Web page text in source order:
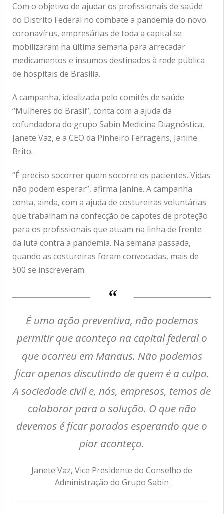
Com o objetivo de ajudar os profissionais de saúde
do Distrito Federal no combate a pandemia do novo
coronavírus, empresárias de toda a capital se
mobilizaram na última semana para arrecadar
medicamentos e insumos destinados à rede pública
de hospitais de Brasília.
A campanha, idealizada pelo comitês de saúde
“Mulheres do Brasil”, conta com a ajuda da
cofundadora do grupo Sabin Medicina Diagnóstica,
Janete Vaz, e a CEO da Pinheiro Ferragens, Janine
Brito.
“É preciso socorrer quem socorre os pacientes. Vidas
não podem esperar”, afirma Janine. A campanha
conta, ainda, com a ajuda de costureiras voluntárias
que trabalham na confecção de capotes de proteção
para os profissionais que atuam na linha de frente
da luta contra a pandemia. Na semana passada,
quando as costureiras foram convocadas, mais de
500 se inscreveram.
É uma ação preventiva, não podemos
permitir que aconteça na capital federal o
que ocorreu em Manaus. Não podemos
ficar apenas discutindo de quem é a culpa.
A sociedade civil e, nós, empresas, temos de
colaborar para a solução. O que não
devemos é ficar parados esperando que o
pior aconteça.
Janete Vaz, Vice Presidente do Conselho de
Administração do Grupo Sabin